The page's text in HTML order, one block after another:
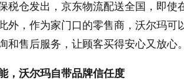
税仓发出，京东物流配送全国，即使
外，作为家门口的零售商，沃尔玛可
售后服务，让顾客买得安心又放心。
，沃尔玛自带品牌信任度